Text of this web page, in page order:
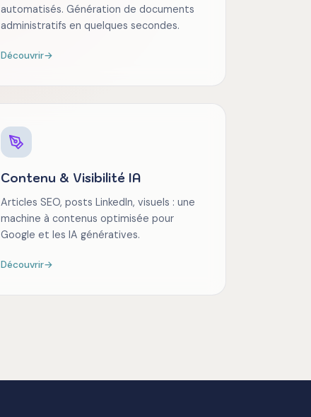
automatisés. Génération de documents
administratifs en quelques secondes.
Découvrir→
Contenu & Visibilité IA
Articles SEO, posts LinkedIn, visuels : une
machine à contenus optimisée pour
Google et les IA génératives.
Découvrir→